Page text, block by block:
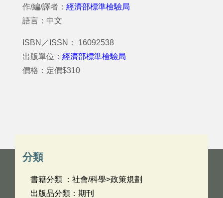
作/編/譯者： 經濟部標準檢驗局
語言：中文
ISBN／ISSN： 16092538
出版單位： 經濟部標準檢驗局
價格：定價$310
分類
書籍分類 ：社會/科學>政策規劃
出版品分類：期刊